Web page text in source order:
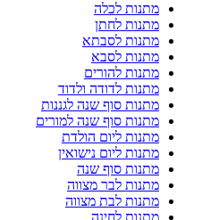
מתנות לכלה
מתנות לחתן
מתנות לסבתא
מתנות לסבא
מתנות להורים
מתנות לדודה ולדוד
מתנות סוף שנה לגננות
מתנות סוף שנה למורים
מתנות ליום הולדת
מתנות ליום נישואין
מתנות סוף שנה
מתנות לבר מצווה
מתנות לבת מצווה
מתנות לחינה